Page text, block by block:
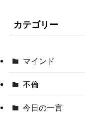
カテゴリー
マインド
不倫
今日の一言